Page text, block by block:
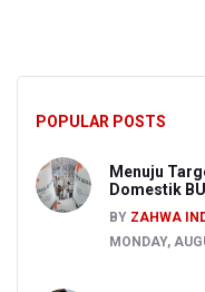
POPULAR POSTS
Menuju
Domestik
BY ZAHWA
MONDAY,